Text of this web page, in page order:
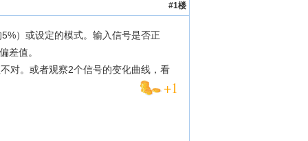
#1楼
）或设定的模式。输入信号是否正
差值。
对。或者观察2个信号的变化曲线，看
+1